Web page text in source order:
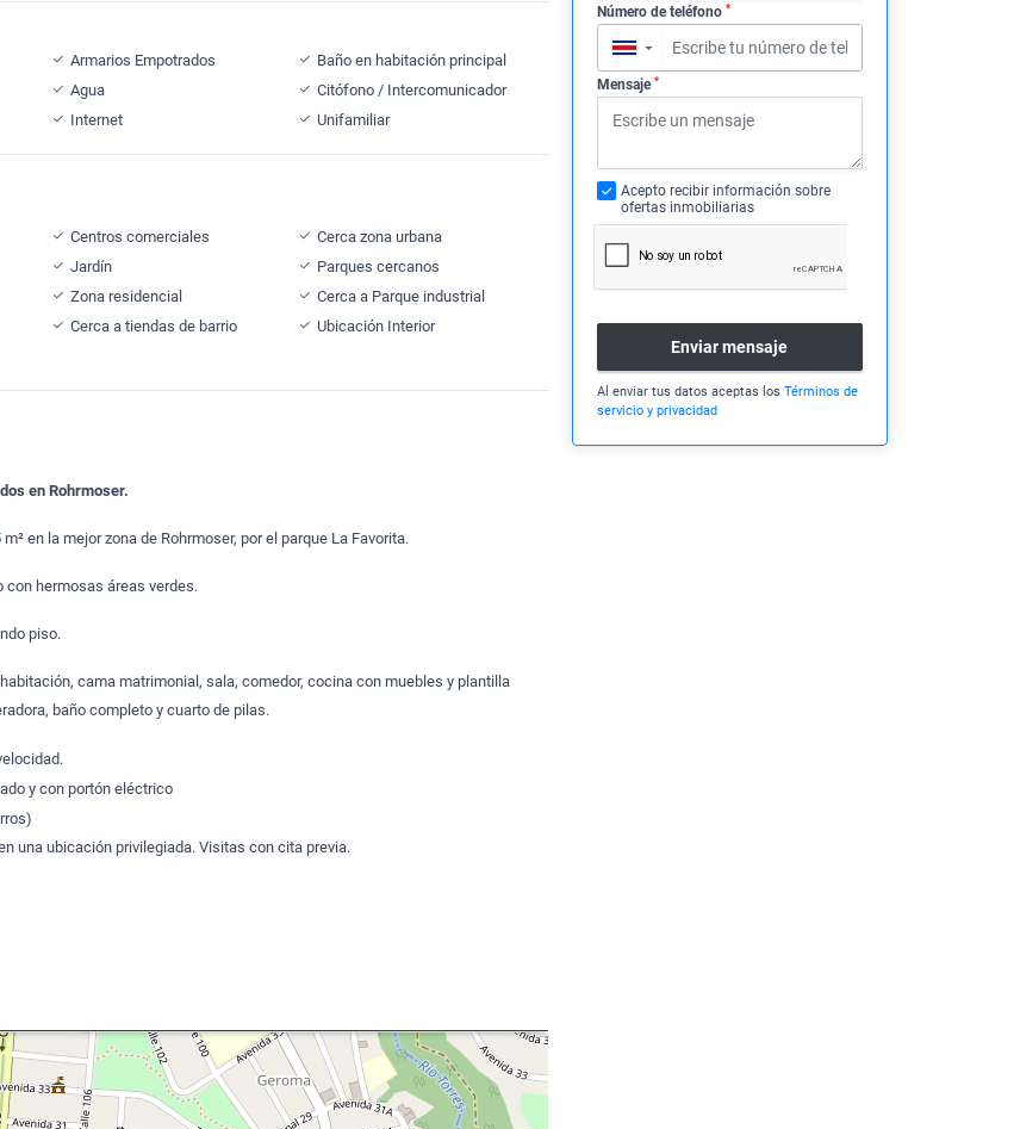
Armarios Empotrados
Baño en habitación principal
Agua
Citófono / Intercomunicador
Internet Unifamiliar
Centros comerciales
Cerca zona urbana
Jardín
Parques cercanos
Zona residencial
Cerca a Parque industrial
Cerca a tiendas de barrio
Ubicación Interior
en Rohrmoser.
en la mejor zona de Rohrmoser, por el parque La Favorita.
con hermosas áreas verdes.
piso.
cama matrimonial, sala, comedor, cocina con muebles y plantilla
baño completo y cuarto de pilas.
y con portón eléctrico
una ubicación privilegiada. Visitas con cita previa.
Número de teléfono *
▼
Mensaje *
Acepto recibir información sobre
ofertas inmobiliarias
Enviar mensaje
Al enviar tus datos aceptas los Términos de
servicio y privacidad